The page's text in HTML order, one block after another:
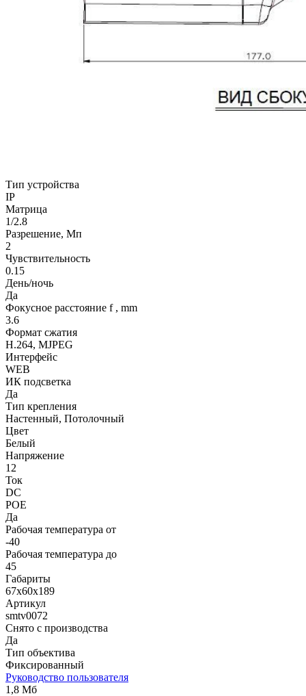
Тип устройства
IP
Матрица
1/2.8
Разрешение, Мп
2
Чувствительность
0.15
День/ночь
Да
Фокусное расстояние f , mm
3.6
Формат сжатия
H.264, MJPEG
Интерфейс
WEB
ИК подсветка
Да
Тип крепления
Настенный, Потолочный
Цвет
Белый
Напряжение
12
Ток
DC
POE
Да
Рабочая температура от
-40
Рабочая температура до
45
Габариты
67х60x189
Артикул
smtv0072
Снято с производства
Да
Тип объектива
Фиксированный
Руководство пользователя
1,8 Мб